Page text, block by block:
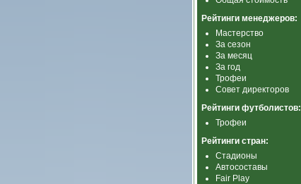
Рейтинги менеджеров:
Мастерство
За сезон
За месяц
За год
Трофеи
Совет директоров
Рейтинги футболистов:
Трофеи
Рейтинги стран:
Стадионы
Автосоставы
Fair Play